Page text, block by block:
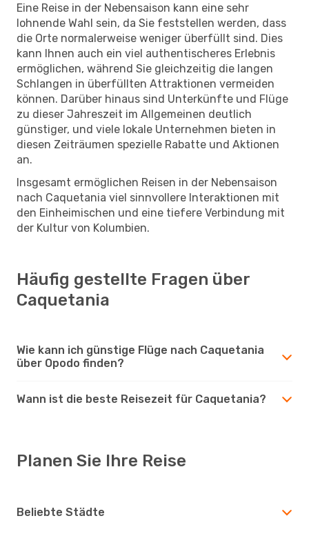
Eine Reise in der Nebensaison kann eine sehr
lohnende Wahl sein, da Sie feststellen werden, dass
die Orte normalerweise weniger überfüllt sind. Dies
kann Ihnen auch ein viel authentischeres Erlebnis
ermöglichen, während Sie gleichzeitig die langen
Schlangen in überfüllten Attraktionen vermeiden
können. Darüber hinaus sind Unterkünfte und Flüge
zu dieser Jahreszeit im Allgemeinen deutlich
günstiger, und viele lokale Unternehmen bieten in
diesen Zeiträumen spezielle Rabatte und Aktionen
an.
Insgesamt ermöglichen Reisen in der Nebensaison
nach Caquetania viel sinnvollere Interaktionen mit
den Einheimischen und eine tiefere Verbindung mit
der Kultur von Kolumbien.
Häufig gestellte Fragen über
Caquetania
Wie kann ich günstige Flüge nach Caquetania
über Opodo finden?
Wann ist die beste Reisezeit für Caquetania?
Planen Sie Ihre Reise
Beliebte Städte